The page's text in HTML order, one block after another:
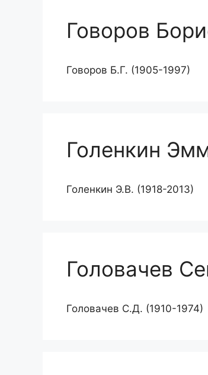
Говоров
Говоров Б.Г. (1905-1997)
Голенкин
Голенкин Э.В. (1918-2013)
Головачев
Головачев С.Д. (1910-1974)